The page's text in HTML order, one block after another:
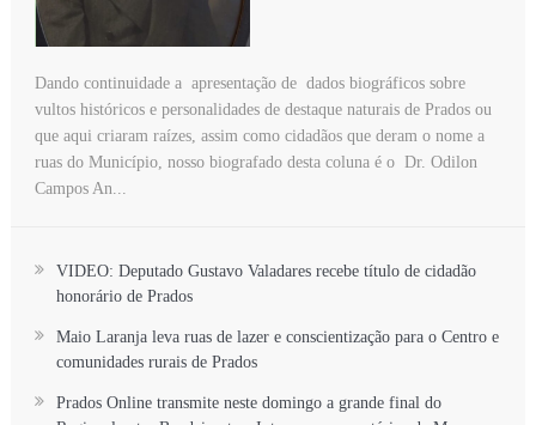
Dando continuidade a apresentação de dados biográficos sobre
vultos históricos e personalidades de destaque naturais de Prados ou
que aqui criaram raízes, assim como cidadãos que deram o nome a
ruas do Município, nosso biografado desta coluna é o Dr. Odilon
Campos An...
VIDEO: Deputado Gustavo Valadares recebe título de cidadão
honorário de Prados
Maio Laranja leva ruas de lazer e conscientização para o Centro e
comunidades rurais de Prados
Prados Online transmite neste domingo a grande final do